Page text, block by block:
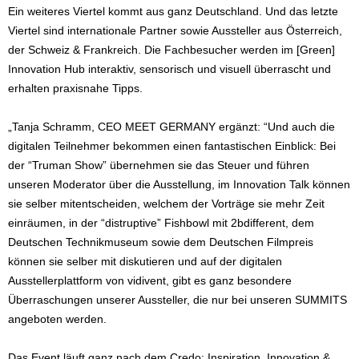
Ein weiteres Viertel kommt aus ganz Deutschland. Und das letzte
Viertel sind internationale Partner sowie Aussteller aus Österreich,
der Schweiz & Frankreich. Die Fachbesucher werden im [Green]
Innovation Hub interaktiv, sensorisch und visuell überrascht und
erhalten praxisnahe Tipps.
„Tanja Schramm, CEO MEET GERMANY ergänzt: “Und auch die
digitalen Teilnehmer bekommen einen fantastischen Einblick: Bei
der “Truman Show” übernehmen sie das Steuer und führen
unseren Moderator über die Ausstellung, im Innovation Talk können
sie selber mitentscheiden, welchem der Vorträge sie mehr Zeit
einräumen, in der “distruptive” Fishbowl mit 2bdifferent, dem
Deutschen Technikmuseum sowie dem Deutschen Filmpreis
können sie selber mit diskutieren und auf der digitalen
Ausstellerplattform von vidivent, gibt es ganz besondere
Überraschungen unserer Aussteller, die nur bei unseren SUMMITS
angeboten werden.